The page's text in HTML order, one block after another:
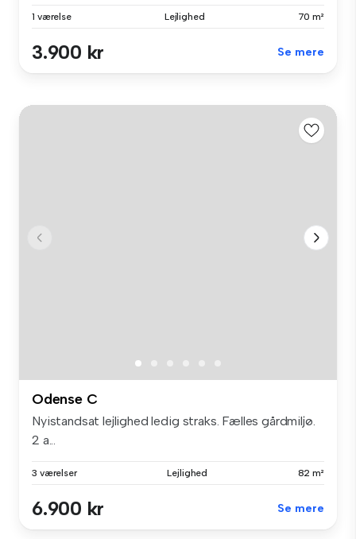
1 værelse Lejlighed 70 m²
3.900 kr Se mere
Odense C
Nyistandsat lejlighed ledig straks. Fælles gårdmiljø.
2 a...
3 værelser Lejlighed 82 m²
6.900 kr Se mere